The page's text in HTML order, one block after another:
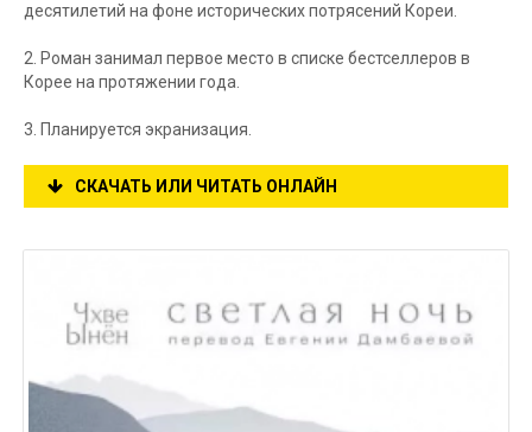
десятилетий на фоне исторических потрясений Кореи.
2. Роман занимал первое место в списке бестселлеров в
Корее на протяжении года.
3. Планируется экранизация.
СКАЧАТЬ ИЛИ ЧИТАТЬ ОНЛАЙН